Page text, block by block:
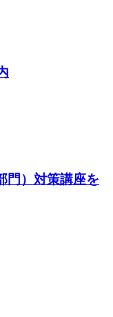
門）対策講座を